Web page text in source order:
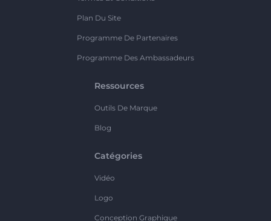
Plan Du Site
Programme De Partenaires
Programme Des Ambassadeurs
Ressources
Outils De Marque
Blog
Catégories
Vidéo
Logo
Conception Graphique